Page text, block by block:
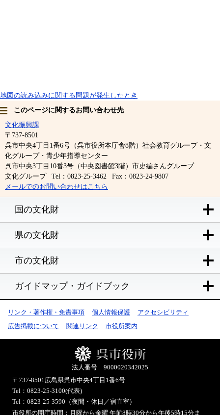
地図の読み込みに関する問題が発生したとき
このページに関するお問い合わせ先
文化振興課
〒737-8501
呉市中央4丁目1番6号（呉市役所本庁舎8階）社会教育グループ・文
化グループ・青少年指導センター
呉市中央3丁目10番3号（中央図書館3階）市史編さんグループ
文化グループ
Tel：0823-25-3462
Fax：0823-24-9807
メールでのお問い合わせはこちら
国の文化財
県の文化財
市の文化財
ガイドマップ・ガイドブック
リンク・著作権・免責事項 個人情報保護
アクセシビリティ
広告掲載について
関連リンク 市役所案内
法人番号 9000020342025
〒737-8501 広島県呉市中央4丁目1番6号
Tel：0823-25-3100(代表)
Tel：0823-25-3590（夜間・休日／宿直室）
市役所の開庁時間：月曜から金曜 午前8時30分から午後5時15分ま